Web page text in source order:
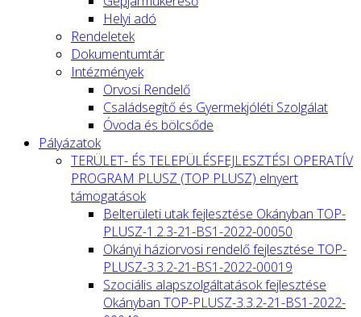
Helyi adó
Rendeletek
Dokumentumtár
Intézmények
Orvosi Rendelő
Családsegítő és Gyermekjóléti Szolgálat
Óvoda és bölcsőde
Pályázatok
TERÜLET- ÉS TELEPÜLÉSFEJLESZTÉSI OPERATÍV
PROGRAM PLUSZ (TOP PLUSZ) elnyert
támogatások
Belterületi utak fejlesztése Okányban TOP-
PLUSZ-1.2.3-21-BS1-2022-00050
Okányi háziorvosi rendelő fejlesztése TOP-
PLUSZ-3.3.2-21-BS1-2022-00019
Szociális alapszolgáltatások fejlesztése
Okányban TOP-PLUSZ-3.3.2-21-BS1-2022-